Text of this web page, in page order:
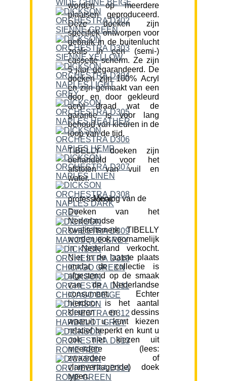
worden op meerdere
plaatsen geproduceerd.
Deze doeken zijn
specifiek ontworpen voor
gebruik in de buitenlucht
zoals in een (semi-)
cassette scherm. Ze zijn
5 jaar gegarandeerd. De
doeken zijn 100% Acryl
en zijn gemaakt van een
door en door gekleurd
acryl draad wat de
garantie is voor lang
behoud van kleuren in de
loop van de tijd.
TIBELLY doeken zijn
behandeld voor het
afstoten van vuil en
water.
Mening van de professional:
Doeken van het
Nederlandse
kwaliteitsmerk TIBELLY
worden ook voornamelijk
in Nederland verkocht.
Niet in de laatste plaats
omdat de collectie is
afgestemd op de smaak
van de Nederlandse
consument. Echter
hierdoor is het aantal
kleuren en dessins
waaruit u kunt kiezen
relatief beperkt en kunt u
ook niet kiezen uit
meerdere (lees:
zwaardere of
vlamvertragende) doek
typen.